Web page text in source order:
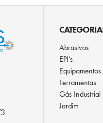
Abrasivos
EPI's
Equipamentos
Ferramentas
Gás Industrial
Jardim